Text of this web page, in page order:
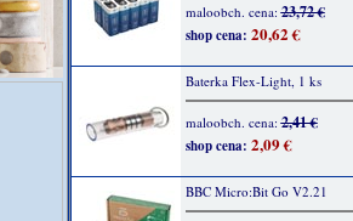
maloobch. cena:23,72 €
shop cena: 20,62 €
Baterka Flex-Light, 1 ks
maloobch. cena:2,41 €
shop cena: 2,09 €
BBC Micro:Bit Go V2.21